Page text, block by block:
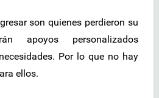
son quienes perdieron su
apoyos personalizados
Por lo que no hay
ellos.